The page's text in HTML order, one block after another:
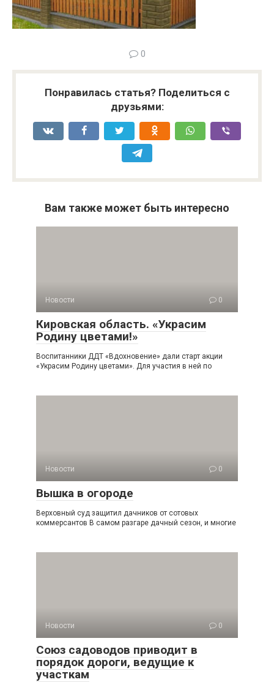
0
Понравилась статья? Поделиться с
друзьями:
Вам также может быть интересно
Новости 0
Кировская область. «Украсим
Родину цветами!»
Воспитанники ДДТ «Вдохновение» дали старт акции
«Украсим Родину цветами». Для участия в ней по
Новости 0
Вышка в огороде
Верховный суд защитил дачников от сотовых
коммерсантов В самом разгаре дачный сезон, и многие
Новости 0
Союз садоводов приводит в
порядок дороги, ведущие к
участкам